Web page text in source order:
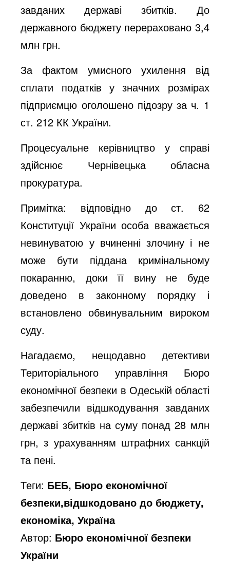
завданих державі збитків. До
державного бюджету перераховано 3,4
млн грн.
За фактом умисного ухилення від
сплати податків у значних розмірах
підприємцю оголошено підозру за ч. 1
ст. 212 КК України.
Процесуальне керівництво у справі
здійснює Чернівецька обласна
прокуратура.
Примітка: відповідно до ст. 62
Конституції України особа вважається
невинуватою у вчиненні злочину і не
може бути піддана кримінальному
покаранню, доки її вину не буде
доведено в законному порядку і
встановлено обвинувальним вироком
суду.
Нагадаємо, нещодавно детективи
Територіального управління Бюро
економічної безпеки в Одеській області
забезпечили відшкодування завданих
державі збитків на суму понад 28 млн
грн, з урахуванням штрафних санкцій
та пені.
Теги: БЕБ, Бюро економічної
безпеки,відшкодовано до бюджету,
економіка, Україна
Автор: Бюро економічної безпеки
України